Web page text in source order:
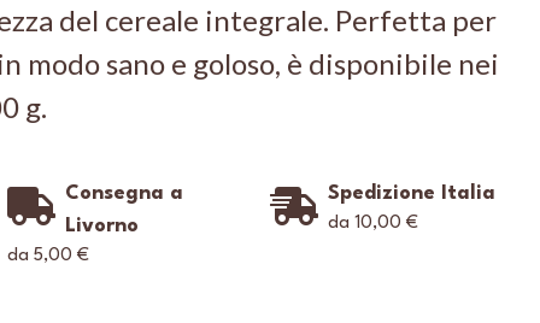
del cereale integrale. Perfetta per
modo sano e goloso, è disponibile nei
g.
Consegna a
Livorno
da 5,00 €
Spedizione Italia
da 10,00 €